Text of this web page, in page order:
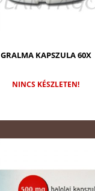
GRALMA KAPSZULA 60X
NINCS KÉSZLETEN!